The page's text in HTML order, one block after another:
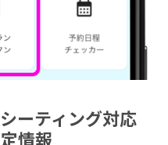
ーティング対応
情報